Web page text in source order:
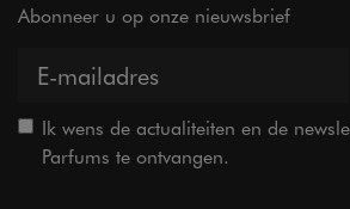
Abonneer u op onze nieuwsbrief
Ik wens de actualiteiten en de
Parfums te ontvangen.